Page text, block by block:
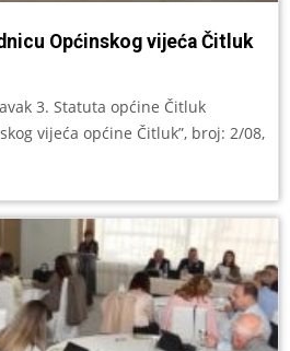
Općinskog vijeća Čitluk
3. Statuta općine Čitluk
vijeća općine Čitluk”, broj: 2/08,